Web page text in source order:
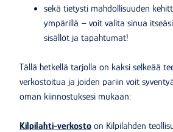
sekä tietysti mahdollisuuden
ympärillä – voit valita sinua
sisällöt ja tapahtumat!
Tällä hetkellä tarjolla on kaksi selkeää
verkostoitua ja joiden pariin voit
oman kiinnostuksesi mukaan:
Kilpilahti-verkosto on Kilpilahden